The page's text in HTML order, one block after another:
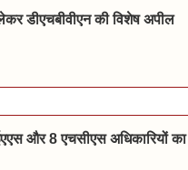
डीएचबीवीएन की विशेष अपील
और 8 एचसीएस अधिकारियों का